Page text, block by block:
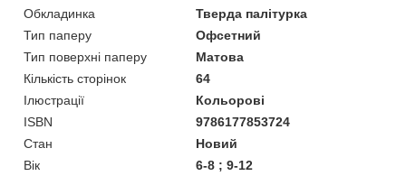
Обкладинка
Тверда палітурка
Тип паперу
Офсетний
Тип поверхні паперу
Матова
Кількість сторінок
64
Ілюстрації
Кольорові
ISBN
9786177853724
Стан
Новий
Вік
6-8 ; 9-12